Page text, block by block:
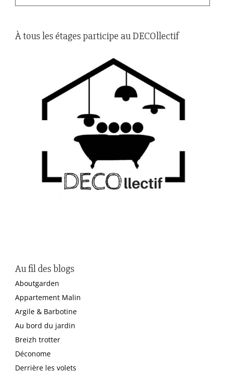
À tous les étages participe au DECOllectif
Au fil des blogs
Aboutgarden
Appartement Malin
Argile & Barbotine
Au bord du jardin
Breizh trotter
Déconome
Derrière les volets